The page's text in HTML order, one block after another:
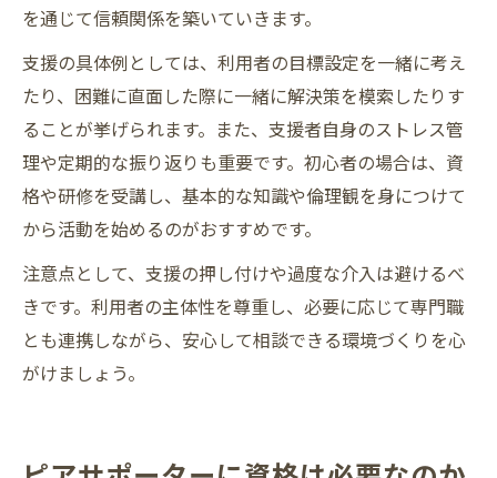
を通じて信頼関係を築いていきます。
支援の具体例としては、利用者の目標設定を一緒に考え
たり、困難に直面した際に一緒に解決策を模索したりす
ることが挙げられます。また、支援者自身のストレス管
理や定期的な振り返りも重要です。初心者の場合は、資
格や研修を受講し、基本的な知識や倫理観を身につけて
から活動を始めるのがおすすめです。
注意点として、支援の押し付けや過度な介入は避けるべ
きです。利用者の主体性を尊重し、必要に応じて専門職
とも連携しながら、安心して相談できる環境づくりを心
がけましょう。